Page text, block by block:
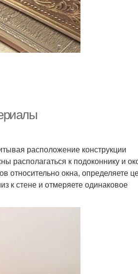
расположение конструкции
располагаться к подоконнику и
относительно окна, определяете
к стене и отмеряете одинаковое